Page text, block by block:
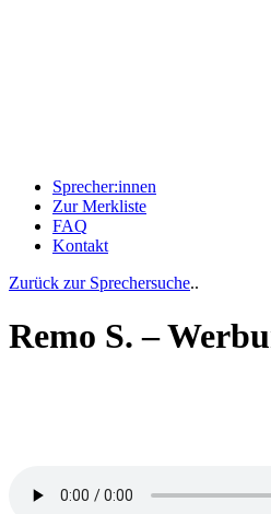
Sprecher:innen
Zur Merkliste
FAQ
Kontakt
Zurück zur Sprechersuche..
Remo S. –